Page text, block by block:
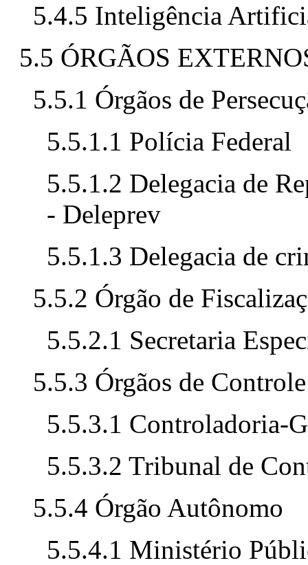
5.4.5 Inteligência
5.5 ÓRGÃOS
5.5.1 Órgãos de
5.5.1.1 Polícia Federal
5.5.1.2 Delegacia de
- Deleprev
5.5.1.3 Delegacia de
5.5.2 Órgão de
5.5.2.1 Secretaria
5.5.3 Órgãos de Controle
5.5.3.1 Controladoria-
5.5.3.2 Tribunal de
5.5.4 Órgão Autônomo
5.5.4.1 Ministério